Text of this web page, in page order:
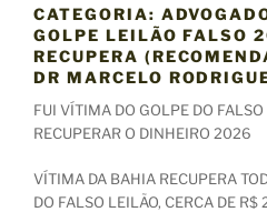
CATEGORIA:
GOLPE LEILÃO FALSO
RECUPERA
DR MARCELO
FUI VÍTIMA DO GOLPE DO
RECUPERAR O DINHEIRO 2026
VÍTIMA DA BAHIA RECUPERA
DO FALSO LEILÃO, CERCA DE R$